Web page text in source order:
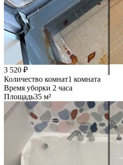
3 520 ₽
Количество комнат1 комната
Время уборки 2 часа
Площадь35 м²